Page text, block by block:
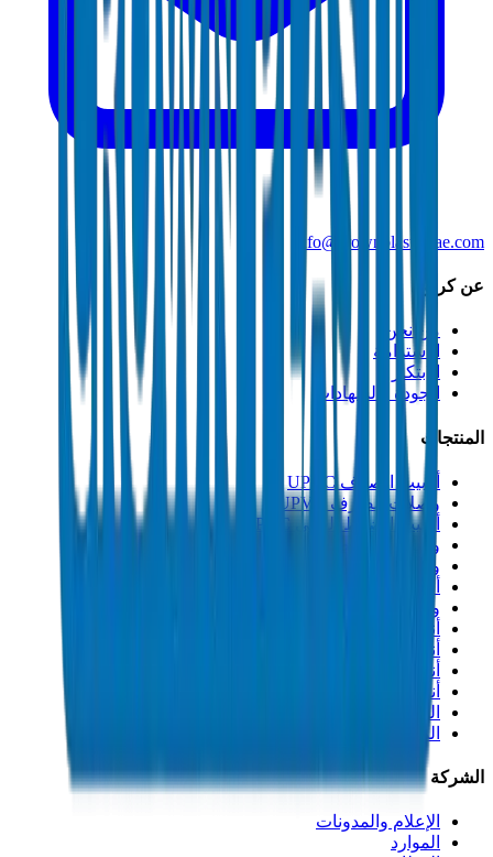
info@crownplasticuae.com
عن كراون
من نحن
الاستدامة
الابتكار
الجودة والشهادات
المنتجات
أنابيب الصرف UPVC
وصلات الصرف UPVC
أنابيب الضغط العالي PVC
وصلات الضغط العالي PVC
وصلات PVC جدول 40
أنابيب مجاري PVC
وصلات مجاري PVC
أنابيب القنوات PVC
أنابيب PP-R
أنابيب HDPE
أنابيب PEX
التصنيعات والإكسسوارات
المذيبات
الشركة
الإعلام والمدونات
الموارد